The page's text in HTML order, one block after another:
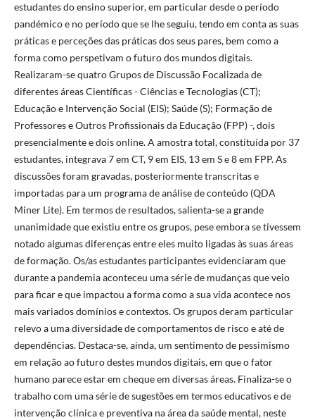
estudantes do ensino superior, em particular desde o período
pandémico e no período que se lhe seguiu, tendo em conta as suas
práticas e perceções das práticas dos seus pares, bem como a
forma como perspetivam o futuro dos mundos digitais.
Realizaram-se quatro Grupos de Discussão Focalizada de
diferentes áreas Científicas - Ciências e Tecnologias (CT);
Educação e Intervenção Social (EIS); Saúde (S); Formação de
Professores e Outros Profissionais da Educação (FPP) -, dois
presencialmente e dois online. A amostra total, constituída por 37
estudantes, integrava 7 em CT, 9 em EIS, 13 em S e 8 em FPP. As
discussões foram gravadas, posteriormente transcritas e
importadas para um programa de análise de conteúdo (QDA
Miner Lite). Em termos de resultados, salienta-se a grande
unanimidade que existiu entre os grupos, pese embora se tivessem
notado algumas diferenças entre eles muito ligadas às suas áreas
de formação. Os/as estudantes participantes evidenciaram que
durante a pandemia aconteceu uma série de mudanças que veio
para ficar e que impactou a forma como a sua vida acontece nos
mais variados domínios e contextos. Os grupos deram particular
relevo a uma diversidade de comportamentos de risco e até de
dependências. Destaca-se, ainda, um sentimento de pessimismo
em relação ao futuro destes mundos digitais, em que o fator
humano parece estar em cheque em diversas áreas. Finaliza-se o
trabalho com uma série de sugestões em termos educativos e de
intervenção clínica e preventiva na área da saúde mental, neste